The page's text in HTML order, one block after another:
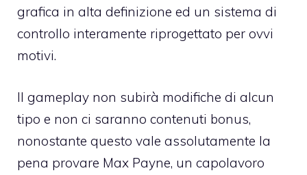
grafica in alta definizione ed un sistema di
controllo interamente riprogettato per ovvi
motivi.
Il gameplay non subirà modifiche di alcun
tipo e non ci saranno contenuti bonus,
nonostante questo vale assolutamente la
pena provare Max Payne, un capolavoro